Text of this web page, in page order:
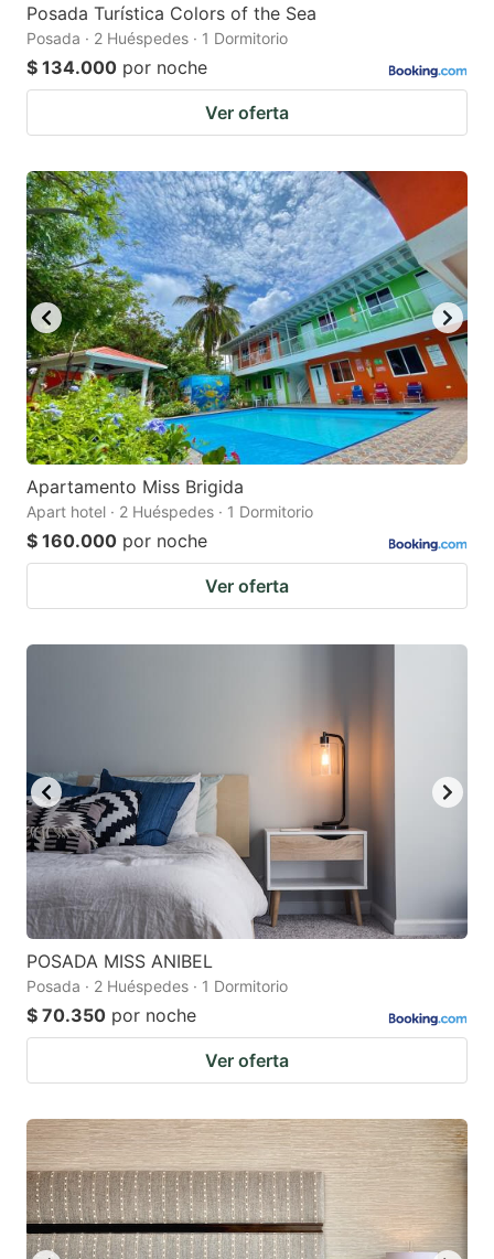
Posada Turística Colors of the Sea
Posada · 2 Huéspedes · 1 Dormitorio
$ 134.000 por noche
Ver oferta
Apartamento Miss Brigida
Apart hotel · 2 Huéspedes · 1 Dormitorio
$ 160.000 por noche
Ver oferta
POSADA MISS ANIBEL
Posada · 2 Huéspedes · 1 Dormitorio
$ 70.350 por noche
Ver oferta